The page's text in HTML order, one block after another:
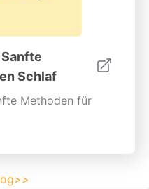
Schlaf
Methoden für